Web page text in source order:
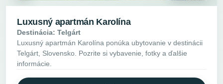
Luxusný apartmán Karolína
Destinácia: Telgárt
Luxusný apartmán Karolína ponúka ubytovanie v destinácii
Telgárt, Slovensko. Pozrite si vybavenie, fotky a ďalšie
informácie.